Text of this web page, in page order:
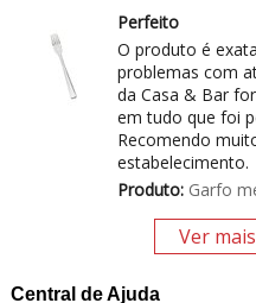
Perfeito
O produto é
problemas com
da Casa & Bar
em tudo que foi
Recomendo
estabelecimento.
Produto:Garfo
Ver
Central de Ajuda